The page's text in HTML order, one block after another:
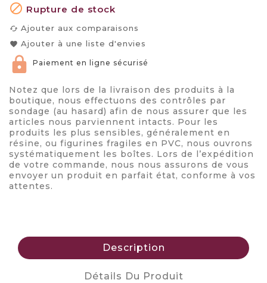
 Rupture de stock
cached Ajouter aux comparaisons
favorite Ajouter à une liste d'envies
Paiement en ligne sécurisé
Notez que lors de la livraison des produits à la
boutique, nous effectuons des contrôles par
sondage (au hasard) afin de nous assurer que les
articles nous parviennent intacts. Pour les
produits les plus sensibles, généralement en
résine, ou figurines fragiles en PVC, nous ouvrons
systématiquement les boîtes. Lors de l’expédition
de votre commande, nous nous assurons de vous
envoyer un produit en parfait état, conforme à vos
attentes.
Description
Détails Du Produit